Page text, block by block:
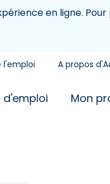
en ligne. Pour
l'emploi A propos
d'emploi Mon